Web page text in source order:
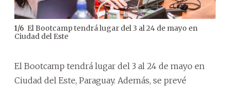
1/6 El Bootcamp tendrá lugar del 3 al 24 de mayo en
Ciudad del Este
El Bootcamp tendrá lugar del 3 al 24 de mayo en
Ciudad del Este, Paraguay. Además, se prevé